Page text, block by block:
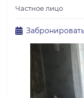
Частное лицо